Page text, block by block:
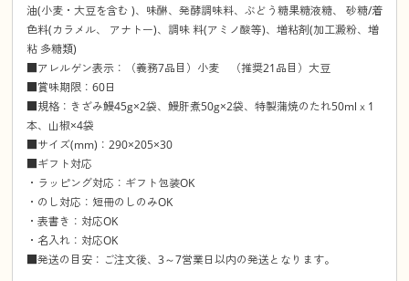
油(小麦・大豆を含む )、味醂、発酵調味料、ぶどう糖果糖液糖、 砂糖/着
色料(カラメル、 アナトー)、調味 料(アミノ酸等)、増粘剤(加工澱粉、増
粘 多糖類)
■アレルゲン表示：（義務7品目）小麦 （推奨21品目）大豆
■賞味期限：60日
■規格：きざみ鰻45g×2袋、鰻肝煮50g×2袋、特製蒲焼のたれ50mlｘ1
本、山椒×4袋
■サイズ(mm)：290×205×30
■ギフト対応
・ラッピング対応：ギフト包装OK
・のし対応：短冊のしのみOK
・表書き：対応OK
・名入れ：対応OK
■発送の目安：ご注文後、3～7営業日以内の発送となります。